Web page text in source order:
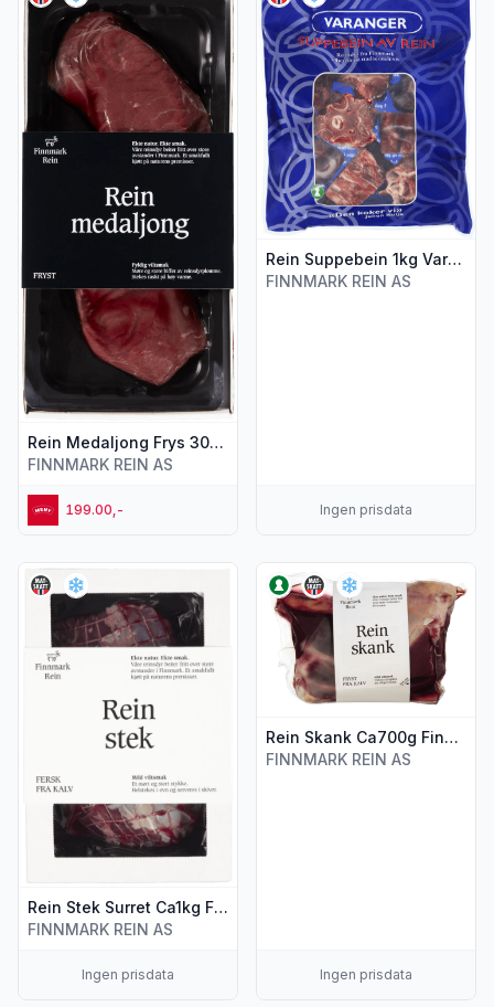
Rein Medaljong Frys 300g Finnmark Rein
FINNMARK REIN AS
199.00,-
Rein Suppebein 1kg Varanger
FINNMARK REIN AS
Ingen prisdata
Rein Stek Surret Ca1kg Finnmark Rein
FINNMARK REIN AS
Ingen prisdata
Vis flere detaljer for produktet "Rein Stek Surret Ca1kg
Rein Skank Ca700g Finnmark Rein
FINNMARK REIN AS
Ingen prisdata
Vis flere detaljer for